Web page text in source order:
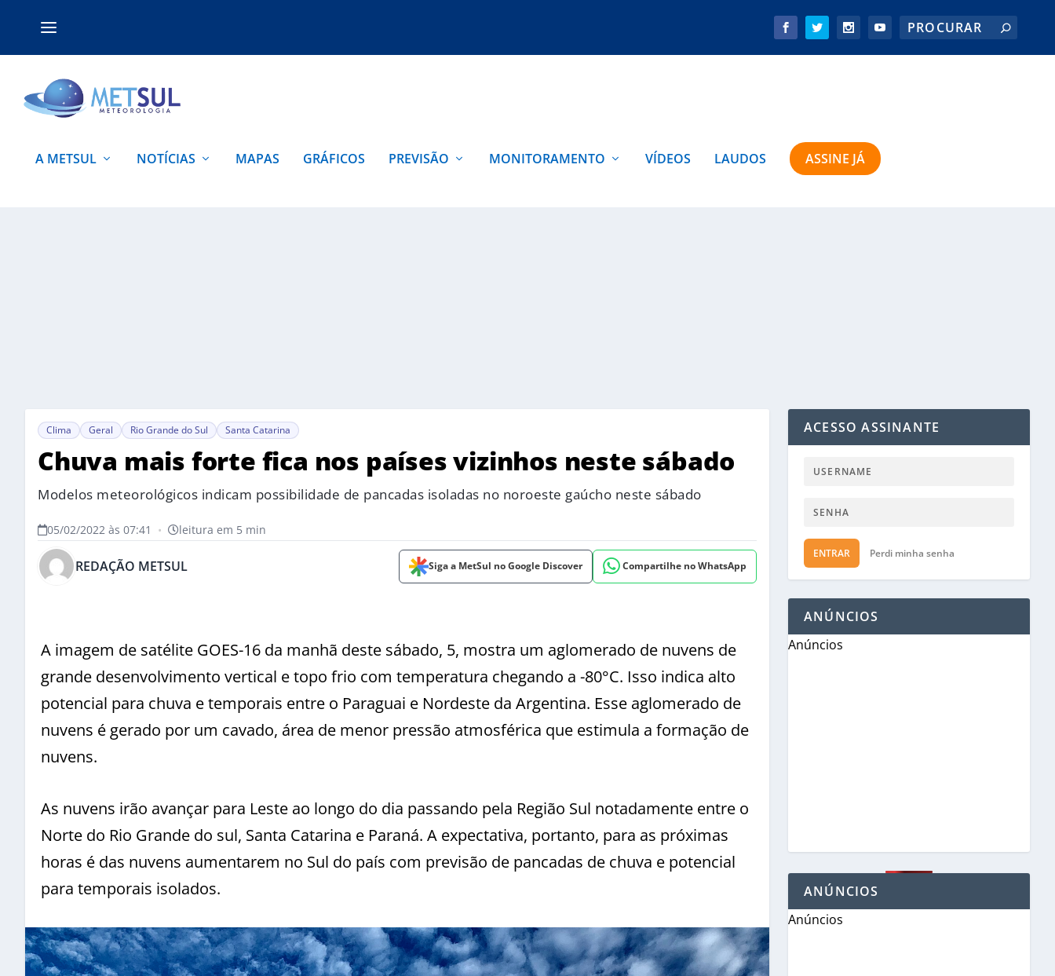
A METSUL NOTÍCIAS MAPAS GRÁFICOS PREVISÃO MONITORAMENTO VÍDEOS LAUDOS ASSINE JÁ
Clima Geral Rio Grande do Sul Santa Catarina
Chuva mais forte fica nos países vizinhos neste sábado
Modelos meteorológicos indicam possibilidade de pancadas isoladas no noroeste gaúcho neste sábado
05/02/2022 às 07:41 • leitura em 5 min
REDAÇÃO METSUL Siga a MetSul no Google Discover Compartilhe no WhatsApp
A imagem de satélite GOES-16 da manhã deste sábado, 5, mostra um aglomerado de nuvens de
grande desenvolvimento vertical e topo frio com temperatura chegando a -80°C. Isso indica alto
potencial para chuva e temporais entre o Paraguai e Nordeste da Argentina. Esse aglomerado de
nuvens é gerado por um cavado, área de menor pressão atmosférica que estimula a formação de
nuvens.
As nuvens irão avançar para Leste ao longo do dia passando pela Região Sul notadamente entre o
Norte do Rio Grande do sul, Santa Catarina e Paraná. A expectativa, portanto, para as próximas
horas é das nuvens aumentarem no Sul do país com previsão de pancadas de chuva e potencial
para temporais isolados.
ACESSO ASSINANTE
ENTRAR Perdi minha senha
ANÚNCIOS
Anúncios
ANÚNCIOS
Anúncios